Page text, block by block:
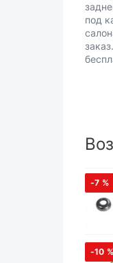
под
-7 %
-10 %